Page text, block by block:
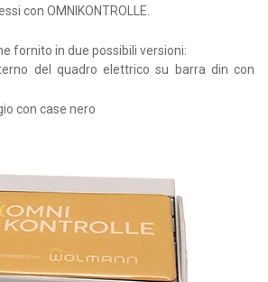
con OMNIKONTROLLE.
fornito in due possibili versioni:
del quadro elettrico su barra din con
con case nero